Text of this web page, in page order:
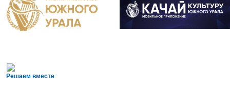
Решаем вместе